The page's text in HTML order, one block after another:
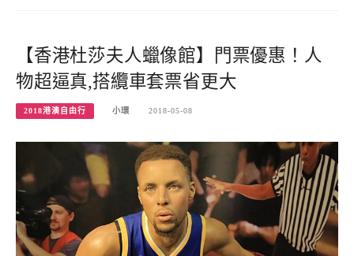
【香港杜莎夫人蠟像館】門票優惠！人
物超逼真,搭纜車套票省更大
2018港澳自由行 小環 2018-05-08